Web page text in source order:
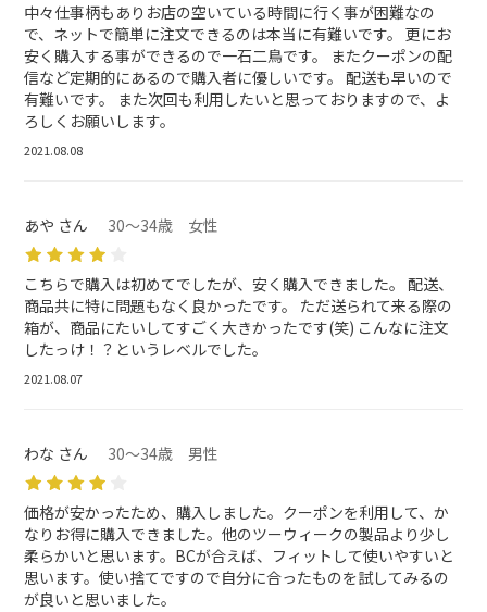
中々仕事柄もありお店の空いている時間に行く事が困難なの
で、ネットで簡単に注文できるのは本当に有難いです。 更にお
安く購入する事ができるので一石二鳥です。 またクーポンの配
信など定期的にあるので購入者に優しいです。 配送も早いので
有難いです。 また次回も利用したいと思っておりますので、よ
ろしくお願いします。
2021.08.08
あや さん 30～34歳 女性
こちらで購入は初めてでしたが、安く購入できました。 配送、
商品共に特に問題もなく良かったです。 ただ送られて来る際の
箱が、商品にたいしてすごく大きかったです(笑) こんなに注文
したっけ！？というレベルでした。
2021.08.07
わな さん 30～34歳 男性
価格が安かったため、購入しました。クーポンを利用して、か
なりお得に購入できました。他のツーウィークの製品より少し
柔らかいと思います。BCが合えば、フィットして使いやすいと
思います。使い捨てですので自分に合ったものを試してみるの
が良いと思いました。